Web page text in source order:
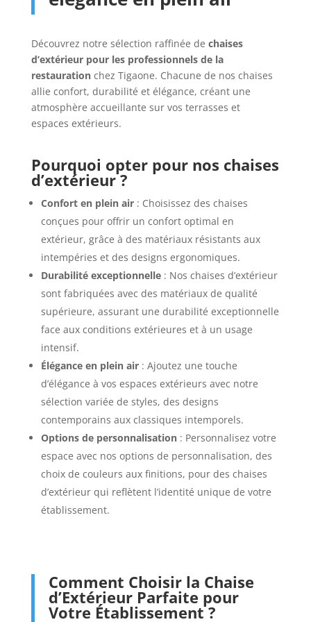
Découvrez notre sélection raffinée de chaises
d’extérieur pour les professionnels de la
restaurationchez Tigaone. Chacune de nos chaises
allie confort, durabilité et élégance, créant une
atmosphère accueillante sur vos terrasses et
espaces extérieurs.
Pourquoi opter pour nos chaises
d’extérieur ?
Confort en plein air: Choisissez des chaises
conçues pour offrir un confort optimal en
extérieur, grâce à des matériaux résistants aux
intempéries et des designs ergonomiques.
Durabilité exceptionnelle: Nos chaises d’extérieur
sont fabriquées avec des matériaux de qualité
supérieure, assurant une durabilité exceptionnelle
face aux conditions extérieures et à un usage
intensif.
Élégance en plein air: Ajoutez une touche
d’élégance à vos espaces extérieurs avec notre
sélection variée de styles, des designs
contemporains aux classiques intemporels.
Options de personnalisation: Personnalisez votre
espace avec nos options de personnalisation, des
choix de couleurs aux finitions, pour des chaises
d’extérieur qui reflètent l’identité unique de votre
établissement.
Comment Choisir la Chaise
d’Extérieur Parfaite pour
Votre Établissement ?